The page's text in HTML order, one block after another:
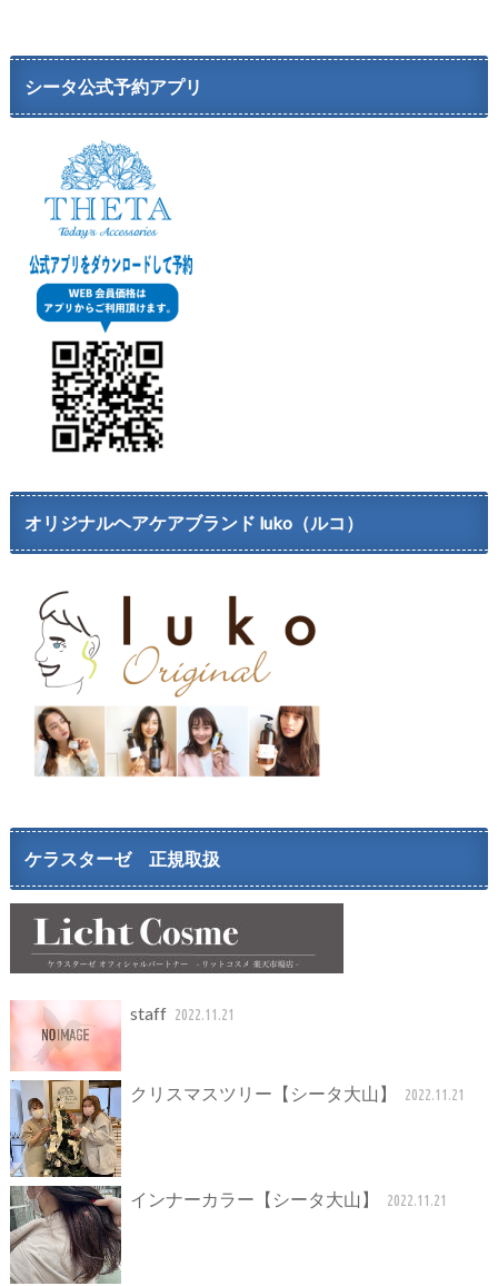
シータ公式予約アプリ
オリジナルヘアケアブランド luko（ルコ）
ケラスターゼ 正規取扱
staff 2022.11.21
クリスマスツリー【シータ大山】 2022.11.21
インナーカラー【シータ大山】 2022.11.21